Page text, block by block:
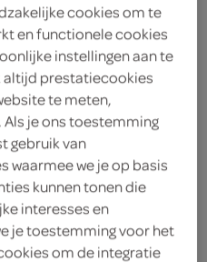
cookies om te
en functionele cookies
instellingen aan te
altijd prestatiecookies
te meten,
je ons toestemming
gebruik van
waarmee we je op basis
kunnen tonen die
interesses en
je toestemming voor het
om de integratie